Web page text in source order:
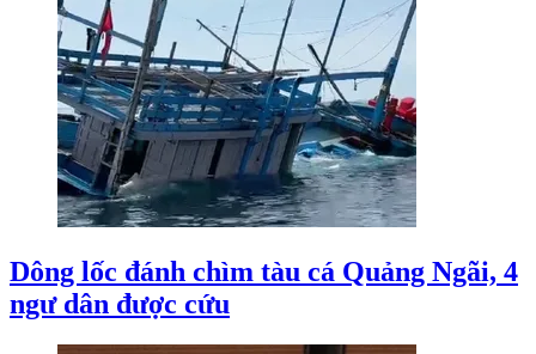
Dông lốc đánh chìm tàu cá Quảng Ngãi, 4
ngư dân được cứu